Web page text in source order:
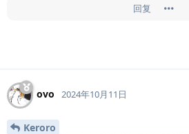
回复
ovo 2024年10月11日
Keroro